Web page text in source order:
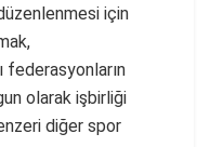
için
federasyonların
olarak işbirliği
diğer spor